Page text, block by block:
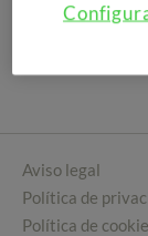
Aviso legal
Política de
Política de